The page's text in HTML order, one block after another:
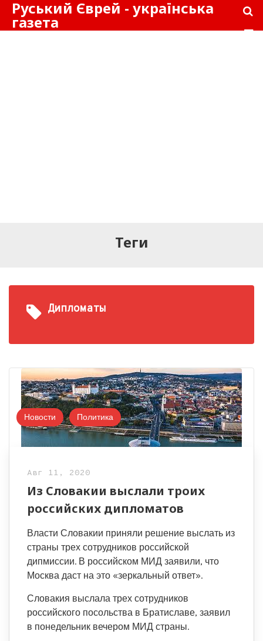
Руський Єврей - українська
газета
Теги
Дипломаты
Новости Политика
Авг 11, 2020
Из Словакии выслали троих
российских дипломатов
Власти Словакии приняли решение выслать из
страны трех сотрудников российской
дипмиссии. В российском МИД заявили, что
Москва даст на это «зеркальный ответ».
Словакия выслала трех сотрудников
российского посольства в Братиславе, заявил
в понедельник вечером МИД страны.